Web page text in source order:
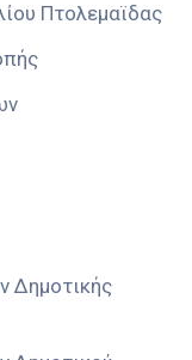
Πτολεμαϊδας
Δημοτικής